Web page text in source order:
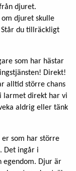
djuret.
djuret skulle
Står du tillräckligt
som har hästar
Direkt!
alltid större chans
larmet direkt har vi
aldrig eller tänk
som har större
Det ingår i
egendom. Djur är